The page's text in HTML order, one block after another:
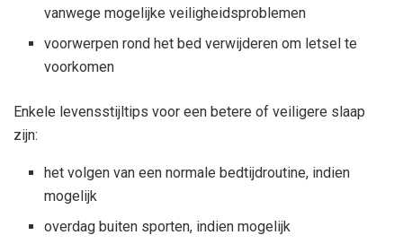
vanwege mogelijke veiligheidsproblemen
voorwerpen rond het bed verwijderen om letsel te
voorkomen
Enkele levensstijltips voor een betere of veiligere slaap
zijn:
het volgen van een normale bedtijdroutine, indien
mogelijk
overdag buiten sporten, indien mogelijk